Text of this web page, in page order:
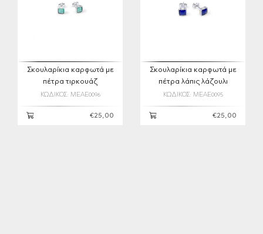
Σκουλαρίκια καρφωτά με
πέτρα τιρκουάζ
ΚΩΔΙΚΟΣ: MEAE0096
€25,00
Σκουλαρίκια καρφωτά με
πέτρα λάπις λάζουλι
ΚΩΔΙΚΟΣ: MEAE0095
€25,00